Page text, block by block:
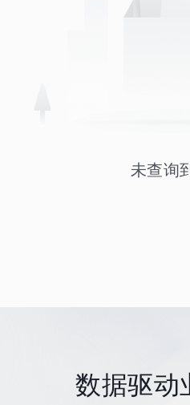
未查询
数据驱动